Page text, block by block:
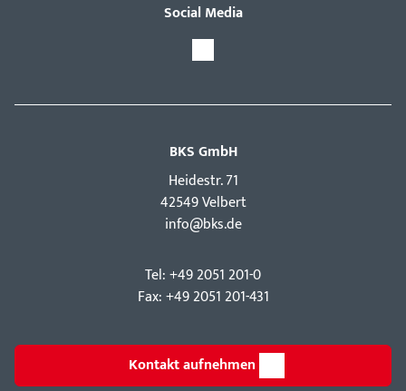
Social Media
BKS GmbH
Hei­destr. 71
42549 Velbert
info@bks.de
Tel: +49 2051 201-0
Fax: +49 2051 201-431
Kontakt aufnehmen